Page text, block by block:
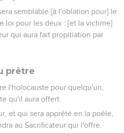
semblable [à l'oblation pour] le
loi pour les deux : [et la victime]
qui aura fait propitiation par
prêtre
l'holocauste pour quelqu'un,
qu'il aura offert.
et qui sera apprêté en la poêle,
au Sacrificateur qui l'offre.